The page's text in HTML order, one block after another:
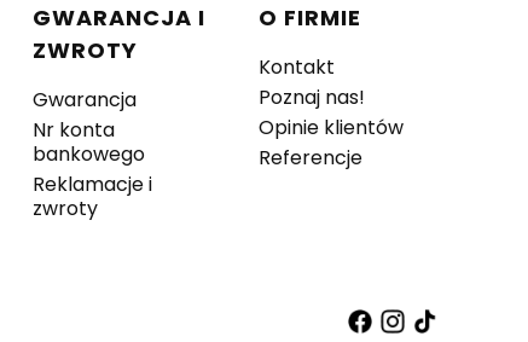
GWARANCJA I
ZWROTY
Gwarancja
Nr konta
bankowego
Reklamacje i
zwroty
O FIRMIE
Kontakt
Poznaj nas!
Opinie klientów
Referencje